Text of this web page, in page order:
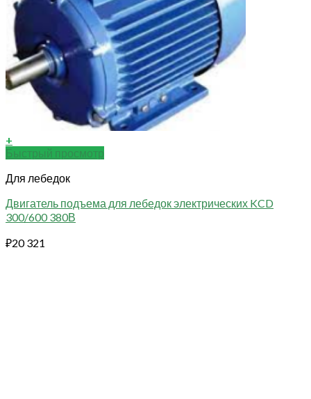
+
Быстрый просмотр
Для лебедок
Двигатель подъема для лебедок электрических KCD
300/600 380В
₽20 321